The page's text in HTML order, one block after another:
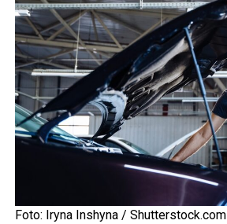
Foto: Iryna Inshyna / Shutterstock.com